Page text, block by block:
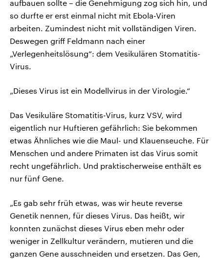
aufbauen sollte – die Genehmigung zog sich hin, und
so durfte er erst einmal nicht mit Ebola-Viren
arbeiten. Zumindest nicht mit vollständigen Viren.
Deswegen griff Feldmann nach einer
„Verlegenheitslösung“: dem Vesikulären Stomatitis-
Virus.
„Dieses Virus ist ein Modellvirus in der Virologie.“
Das Vesikuläre Stomatitis-Virus, kurz VSV, wird
eigentlich nur Huftieren gefährlich: Sie bekommen
etwas Ähnliches wie die Maul- und Klauenseuche. Für
Menschen und andere Primaten ist das Virus somit
recht ungefährlich. Und praktischerweise enthält es
nur fünf Gene.
„Es gab sehr früh etwas, was wir heute reverse
Genetik nennen, für dieses Virus. Das heißt, wir
konnten zunächst dieses Virus eben mehr oder
weniger in Zellkultur verändern, mutieren und die
ganzen Gene ausschneiden und ersetzen. Das Gen,